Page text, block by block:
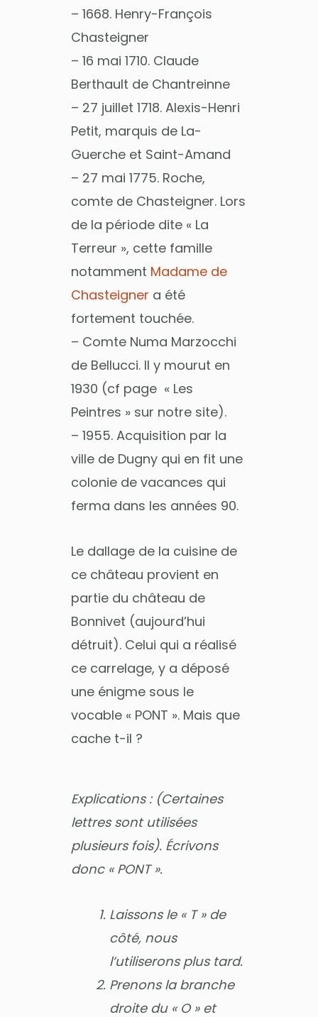
– 1668. Henry-François
Chasteigner
– 16 mai 1710. Claude
Berthault de Chantreinne
– 27 juillet 1718. Alexis-Henri
Petit, marquis de La-
Guerche et Saint-Amand
– 27 mai 1775. Roche,
comte de Chasteigner. Lors
de la période dite « La
Terreur », cette famille
notamment Madame de
Chasteigner a été
fortement touchée.
– Comte Numa Marzocchi
de Bellucci. Il y mourut en
1930 (cf page « Les
Peintres » sur notre site).
– 1955. Acquisition par la
ville de Dugny qui en fit une
colonie de vacances qui
ferma dans les années 90.
Le dallage de la cuisine de
ce château provient en
partie du château de
Bonnivet (aujourd’hui
détruit). Celui qui a réalisé
ce carrelage, y a déposé
une énigme sous le
vocable « PONT ». Mais que
cache t-il ?
Explications : (Certaines
lettres sont utilisées
plusieurs fois). Écrivons
donc « PONT ».
Laissons le « T » de
côté, nous
l’utiliserons plus tard.
Prenons la branche
droite du « O » et